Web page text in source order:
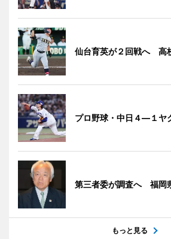
仙台育英が２回戦へ 高
プロ野球・中日４―１ヤ
第三者委が調査へ 福岡
もっと見る